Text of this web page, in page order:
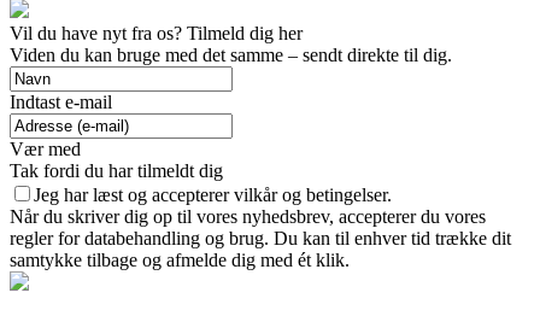
Vil du have nyt fra os? Tilmeld dig her
Viden du kan bruge med det samme – sendt direkte til dig.
Indtast e-mail
Vær med
Tak fordi du har tilmeldt dig
Jeg har læst og accepterer vilkår og betingelser.
Når du skriver dig op til vores nyhedsbrev, accepterer du vores
regler for databehandling og brug. Du kan til enhver tid trække dit
samtykke tilbage og afmelde dig med ét klik.